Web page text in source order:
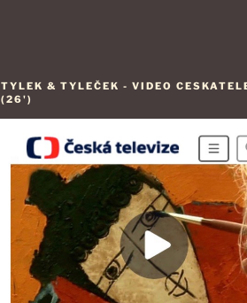
TYLEK & TYLEČEK - VIDEO
(26')